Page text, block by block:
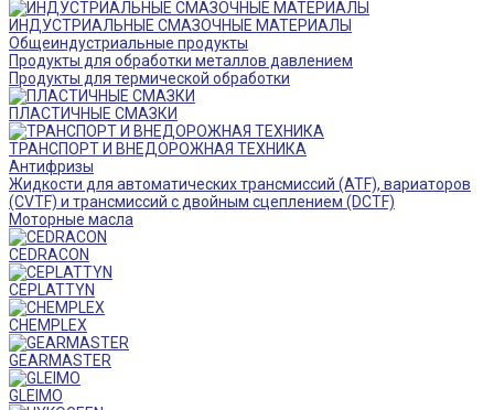
ИНДУСТРИАЛЬНЫЕ СМАЗОЧНЫЕ МАТЕРИАЛЫ
Общеиндустриальные продукты
Продукты для обработки металлов давлением
Продукты для термической обработки
ПЛАСТИЧНЫЕ СМАЗКИ
ТРАНСПОРТ И ВНЕДОРОЖНАЯ ТЕХНИКА
Антифризы
Жидкости для автоматических трансмиссий (ATF), вариаторов
(CVTF) и трансмиссий с двойным сцеплением (DCTF)
Моторные масла
CEDRACON
CEPLATTYN
CHEMPLEX
GEARMASTER
GLEIMO